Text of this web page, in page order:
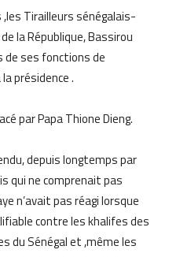
Tirailleurs sénégalais-
la République, Bassirou
de ses fonctions de
présidence .
par Papa Thione Dieng.
depuis longtemps par
qui ne comprenait pas
n’avait pas réagi lorsque
contre les khalifes des
du Sénégal et ,même les